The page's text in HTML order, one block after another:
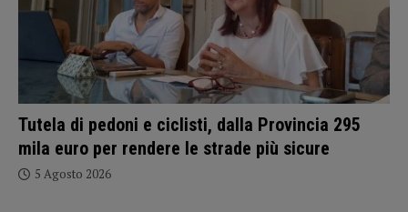
Tutela di pedoni e ciclisti, dalla Provincia 295
mila euro per rendere le strade più sicure
5 Agosto 2026